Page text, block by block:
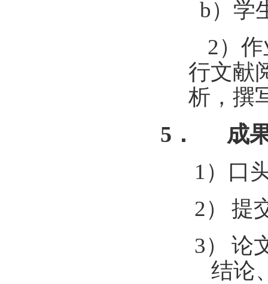
b）学
2）
行文献
析，撰
5． 成
1）
口
2）
提
3）
论
结论